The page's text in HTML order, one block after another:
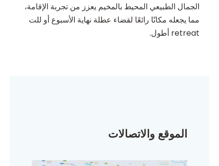
الجمال الطبيعي المحيط بالمخيم يعزز من تجربة الإقامة،
مما يجعله مكانًا رائعًا لقضاء عطلة نهاية الأسبوع أو للت
retreat أطول.
الموقع والاتصالات